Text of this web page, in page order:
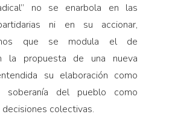
no se enarbola en las
ni en su accionar,
que se modula el de
la propuesta de una nueva
su elaboración como
del pueblo como
colectivas.